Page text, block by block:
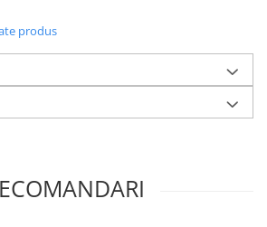
produs